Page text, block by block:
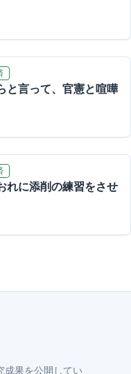
と言って、官憲と喧嘩
れに添削の練習をさせ
成果を公開してい